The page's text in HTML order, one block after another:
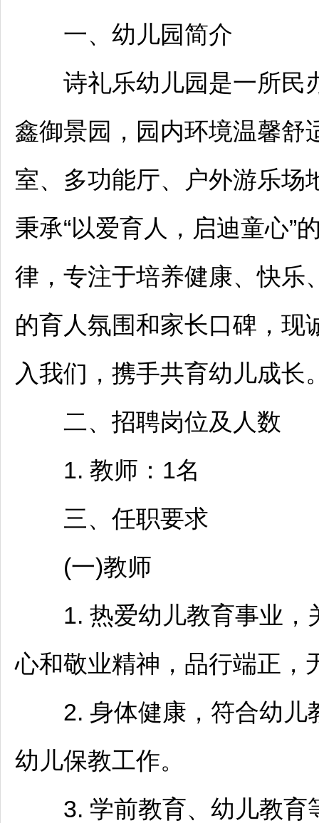
一、幼儿园简介
诗礼乐幼儿园是一所民
鑫御景园，园内环境温馨舒
室、多功能厅、户外游乐场
秉承“以爱育人，启迪童心”
律，专注于培养健康、快乐
的育人氛围和家长口碑，现
入我们，携手共育幼儿成长
二、 招聘岗位及人数
1. 教师 ：1名
三、任职要求
(一)教师
1. 热爱幼儿教育事业，
心和敬业精神，品行端正，
2. 身体健康，符合幼儿
幼儿保教工作。
3. 学前教育、幼儿教育